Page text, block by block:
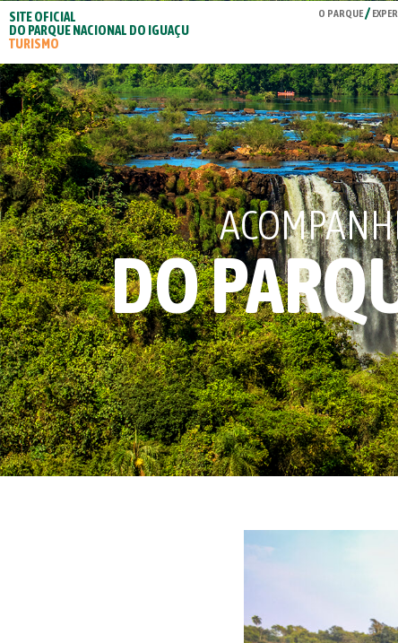
SITE OFICIAL
DO PARQUE NACIONAL DO IGUAÇU
TURISMO
O PARQUE
DO